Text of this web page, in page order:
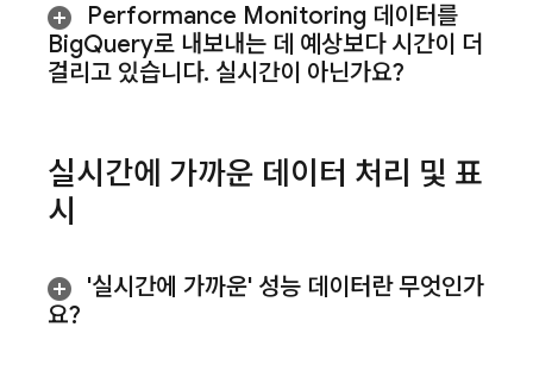
Performance Monitoring 데이터를
BigQuery로 내보내는 데 예상보다 시간이 더
걸리고 있습니다. 실시간이 아닌가요?
실시간에 가까운 데이터 처리 및 표
시
'실시간에 가까운' 성능 데이터란 무엇인가
요?